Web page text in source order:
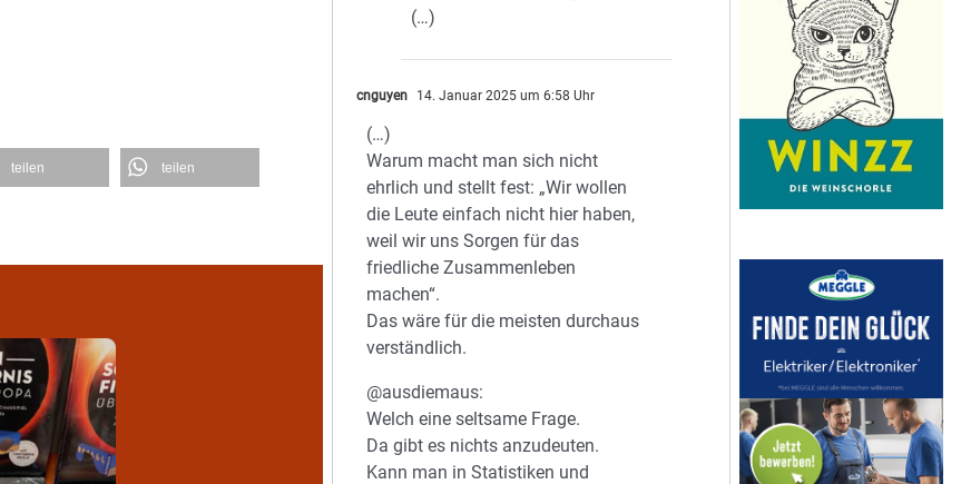
teilen teilen
(…)
cnguyen 14. Januar 2025 um 6:58 Uhr
(…)
Warum macht man sich nicht
ehrlich und stellt fest: „Wir wollen
die Leute einfach nicht hier haben,
weil wir uns Sorgen für das
friedliche Zusammenleben
machen“.
Das wäre für die meisten durchaus
verständlich.
@ausdiemaus:
Welch eine seltsame Frage.
Da gibt es nichts anzudeuten.
Kann man in Statistiken und